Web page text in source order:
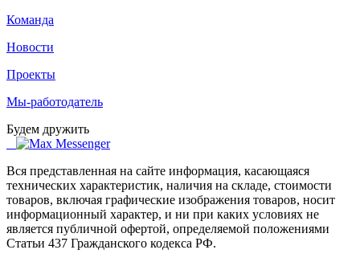
Команда
Новости
Проекты
Мы-работодатель
Будем дружить
Вся представленная на сайте информация, касающаяся
технических характеристик, наличия на складе, стоимости
товаров, включая графические изображения товаров, носит
информационный характер, и ни при каких условиях не
является публичной офертой, определяемой положениями
Статьи 437 Гражданского кодекса РФ.